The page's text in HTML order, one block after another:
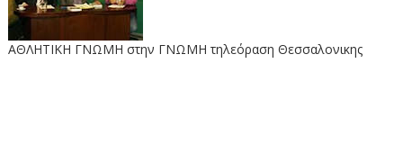
ΑΘΛΗΤΙΚΗ ΓΝΩΜΗ στην ΓΝΩΜΗ τηλεόραση Θεσσαλονικης